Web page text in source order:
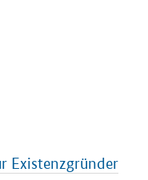
Existenzgründer